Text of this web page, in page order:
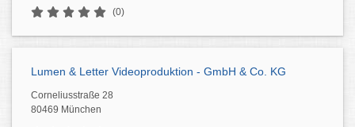
(0)
Lumen & Letter Videoproduktion - GmbH & Co. KG
Corneliusstraße 28
80469 München